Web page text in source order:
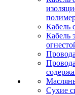
Кабель
Кабель
Сухие